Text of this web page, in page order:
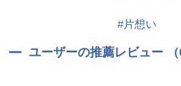
#片想い
ユーザーの推薦レビュー （